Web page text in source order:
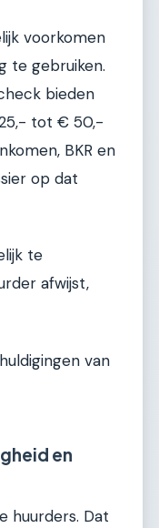
voorkomen
te gebruiken.
bieden
tot € 50,-
BKR en
op dat
te
afwijst,
van
en
huurders. Dat